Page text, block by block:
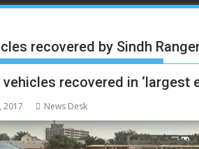
recovered by Sindh
recovered in ‘largest
2017 News Desk